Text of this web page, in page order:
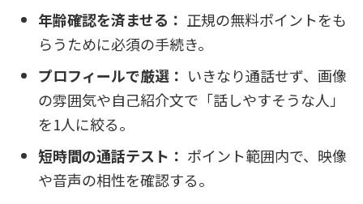
年齢確認を済ませる： 正規の無料ポイントをも
らうために必須の手続き。
プロフィールで厳選： いきなり通話せず、画像
の雰囲気や自己紹介文で「話しやすそうな人」
を1人に絞る。
短時間の通話テスト： ポイント範囲内で、映像
や音声の相性を確認する。